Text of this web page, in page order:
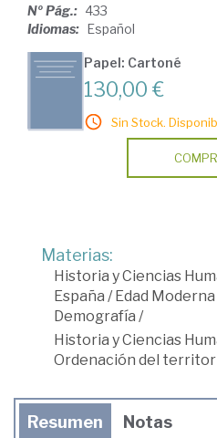
Nº Pág.: 433
Idiomas: Español
Papel: Cartoné
130,00 €
Sin Stock.
Materias:
Historia y Ciencias
España /Edad Moderna
Demografía /
Historia y Ciencias
Ordenación del
Resumen Notas